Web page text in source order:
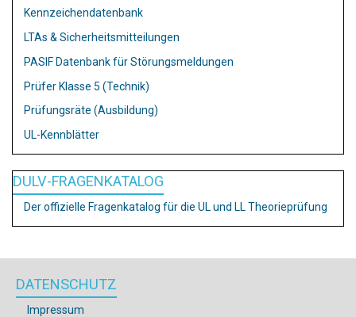
Kennzeichendatenbank
LTAs & Sicherheitsmitteilungen
PASIF Datenbank für Störungsmeldungen
Prüfer Klasse 5 (Technik)
Prüfungsräte (Ausbildung)
UL-Kennblätter
DULV-FRAGENKATALOG
Der offizielle Fragenkatalog für die UL und LL Theorieprüfung
DATENSCHUTZ
Impressum